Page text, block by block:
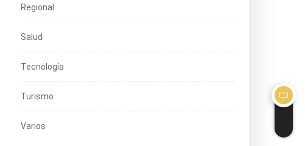
DESTACADA
Regional
Salud
Tecnología
Turismo
Varios